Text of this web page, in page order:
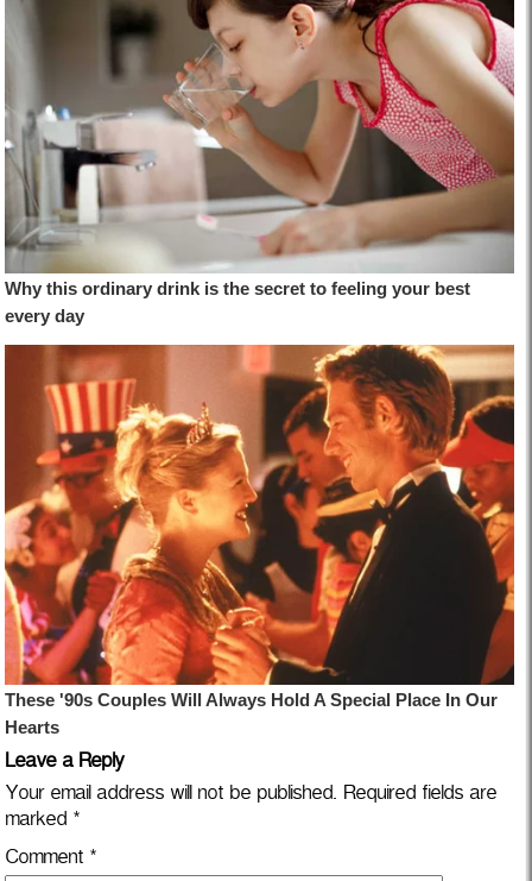
Leave a Reply
Your email address will not be published. Required fields are
marked *
Comment *